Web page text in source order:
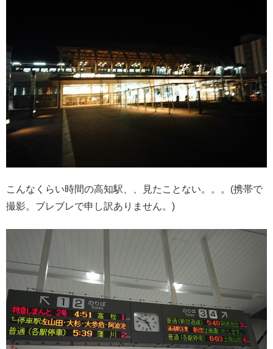
こんなくらい時間の高知駅、、見たことない。。。(携帯で
撮影。ブレブレで申し訳ありません。)